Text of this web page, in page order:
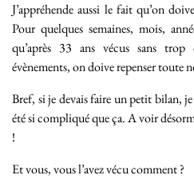
J’appréhende aussi le fait qu’on
Pour quelques semaines, mois,
qu’après 33 ans vécus sans
évènements, on doive repenser toute
Bref, si je devais faire un petit bilan,
été si compliqué que ça. A voir
!
Et vous, vous l’avez vécu comment ?